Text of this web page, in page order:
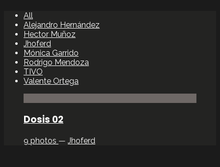
All
Alejandro Hernández
Hector Muñoz
Jhoferd
Mónica Garrido
Rodrigo Mendoza
TIVO
Valente Ortega
Dosis 02
9 photos — Jhoferd